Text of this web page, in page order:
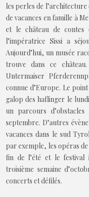
les perles de
de vacances en famille à
et le château de contes
l’impératrice Sissi a
Aujourd’hui, un musée
trouve dans ce
Untermaiser
connue d’Europe. Le
galop des haflinger le
un parcours
septembre. D’autres
vacances dans le sud
par exemple, les opéras
fin de l’été et le festival
troisième semaine
concerts et défilés.